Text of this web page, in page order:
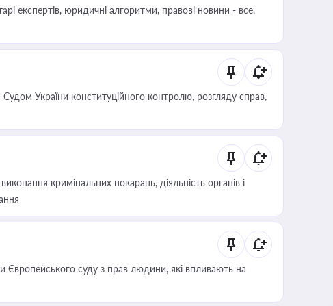
експертів, юридичні алгоритми, правові новини - все,
України конституційного контролю, розгляду справ,
кримінальних покарань, діяльність органів і
Європейського суду з прав людини, які впливають на